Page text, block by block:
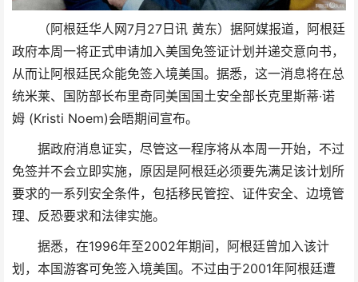
（阿根廷华人网7月27日讯 黄东）据阿媒报道，阿根廷
政府本周一将正式申请加入美国免签证计划并递交意向书，
从而让阿根廷民众能免签入境美国。据悉，这一消息将在总
统米莱、国防部长布里奇同美国国土安全部长克里斯蒂·诺
姆 (Kristi Noem)会晤期间宣布。
据政府消息证实，尽管这一程序将从本周一开始，不过
免签并不会立即实施，原因是阿根廷必须要先满足该计划所
要求的一系列 安全条件，包括移民管控、证件安全、边境管
理、反恐要求和法律实施。
据悉，在1996年至2002年期间，阿根廷曾加入该计
划，本国游客可免签入境美国。不过由于2001年阿根廷遭